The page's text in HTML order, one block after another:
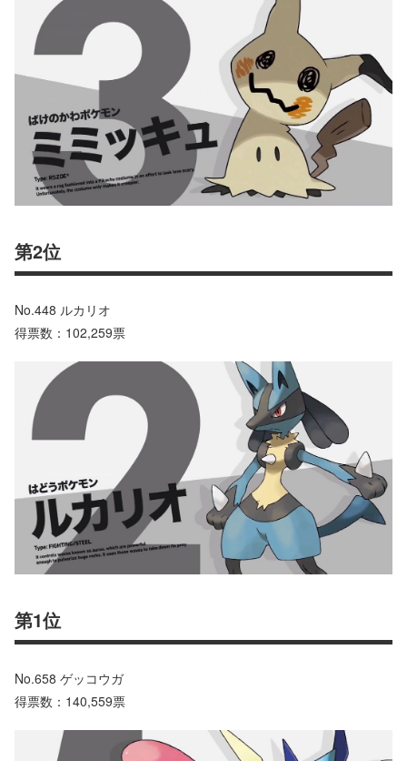
第2位
No.448 ルカリオ
得票数：102,259票
第1位
No.658 ゲッコウガ
得票数：140,559票